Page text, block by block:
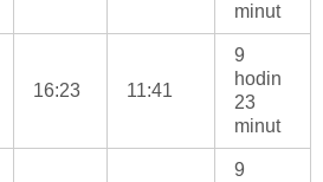
minut
16:23 11:41
9
hodin
23
minut
9